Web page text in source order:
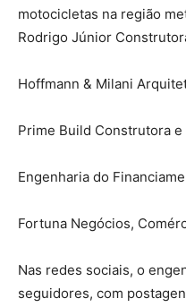
motocicletas na região
Rodrigo Júnior
Hoffmann & Milani
Prime Build Construtora
Engenharia do
Fortuna Negócios,
Nas redes sociais, o
seguidores, com